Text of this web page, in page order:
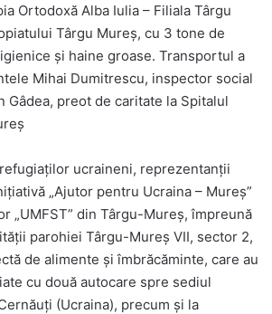
Ortodoxă Alba Iulia – Filiala Târgu
Târgu Mureș, cu 3 tone de
și haine groase. Transportul a
Mihai Dumitrescu, inspector social
Gâdea, preot de caritate la Spitalul
ucraineni, reprezentanții
„Ajutor pentru Ucraina – Mureș”
„UMFST” din Târgu-Mureș, împreună
parohiei Târgu-Mureș VII, sector 2,
de alimente și îmbrăcăminte, care au
cu două autocare spre sediul
(Ucraina), precum și la